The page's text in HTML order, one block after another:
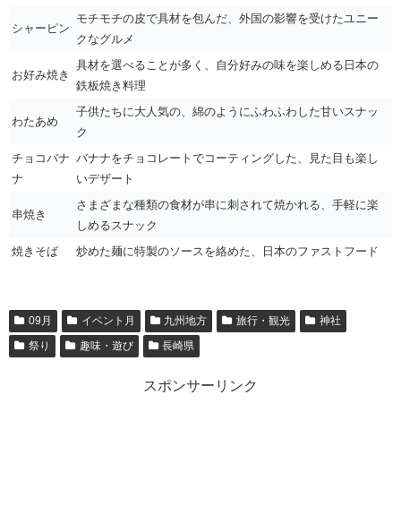
シャーピン
モチモチの皮で具材を包んだ、外国の影響を受けたユニー
クなグルメ
お好み焼き
具材を選べることが多く、自分好みの味を楽しめる日本の
鉄板焼き料理
わたあめ
子供たちに大人気の、綿のようにふわふわした甘いスナッ
ク
チョコバナ
ナ
バナナをチョコレートでコーティングした、見た目も楽し
いデザート
串焼き
さまざまな種類の食材が串に刺されて焼かれる、手軽に楽
しめるスナック
焼きそば
炒めた麺に特製のソースを絡めた、日本のファストフード
09月 イベント月 九州地方 旅行・観光
神社
祭り
趣味・遊び 長崎県
スポンサーリンク